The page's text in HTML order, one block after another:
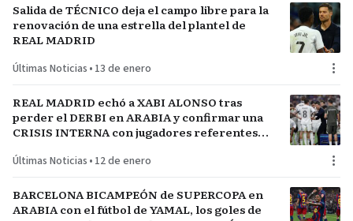
Salida de TÉCNICO deja el campo libre para la
renovación de una estrella del plantel de
REAL MADRID
Últimas Noticias • 13 de enero
REAL MADRID echó a XABI ALONSO tras
perder el DERBI en ARABIA y confirmar una
CRISIS INTERNA con jugadores referentes
Últimas Noticias • 12 de enero
BARCELONA BICAMPEÓN de SUPERCOPA en
ARABIA con el fútbol de YAMAL, los goles de